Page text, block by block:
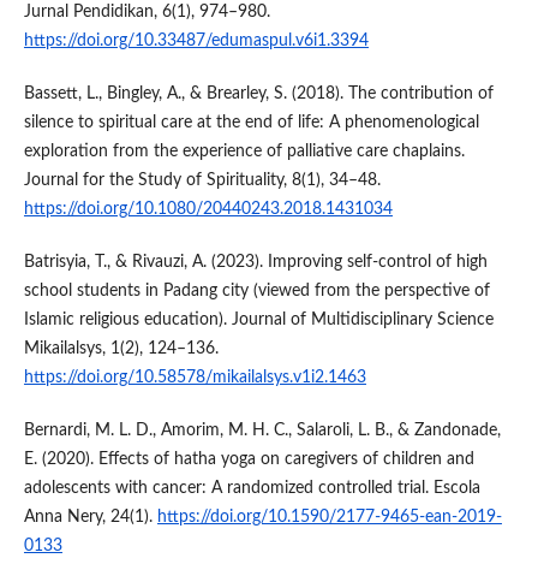
Jurnal Pendidikan, 6(1), 974–980.
https://doi.org/10.33487/edumaspul.v6i1.3394
Bassett, L., Bingley, A., & Brearley, S. (2018). The contribution of
silence to spiritual care at the end of life: A phenomenological
exploration from the experience of palliative care chaplains.
Journal for the Study of Spirituality, 8(1), 34–48.
https://doi.org/10.1080/20440243.2018.1431034
Batrisyia, T., & Rivauzi, A. (2023). Improving self-control of high
school students in Padang city (viewed from the perspective of
Islamic religious education). Journal of Multidisciplinary Science
Mikailalsys, 1(2), 124–136.
https://doi.org/10.58578/mikailalsys.v1i2.1463
Bernardi, M. L. D., Amorim, M. H. C., Salaroli, L. B., & Zandonade,
E. (2020). Effects of hatha yoga on caregivers of children and
adolescents with cancer: A randomized controlled trial. Escola
Anna Nery, 24(1). https://doi.org/10.1590/2177-9465-ean-2019-
0133